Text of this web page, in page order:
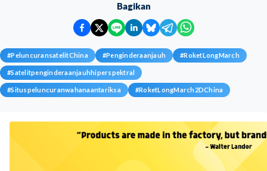
Bagikan
#PeluncuransatelitChina #Penginderaanjauh #RoketLongMarch
#Satelitpenginderaanjauhhiperspektral
#Situspeluncuranwahanaantariksa #RoketLongMarch2DChina